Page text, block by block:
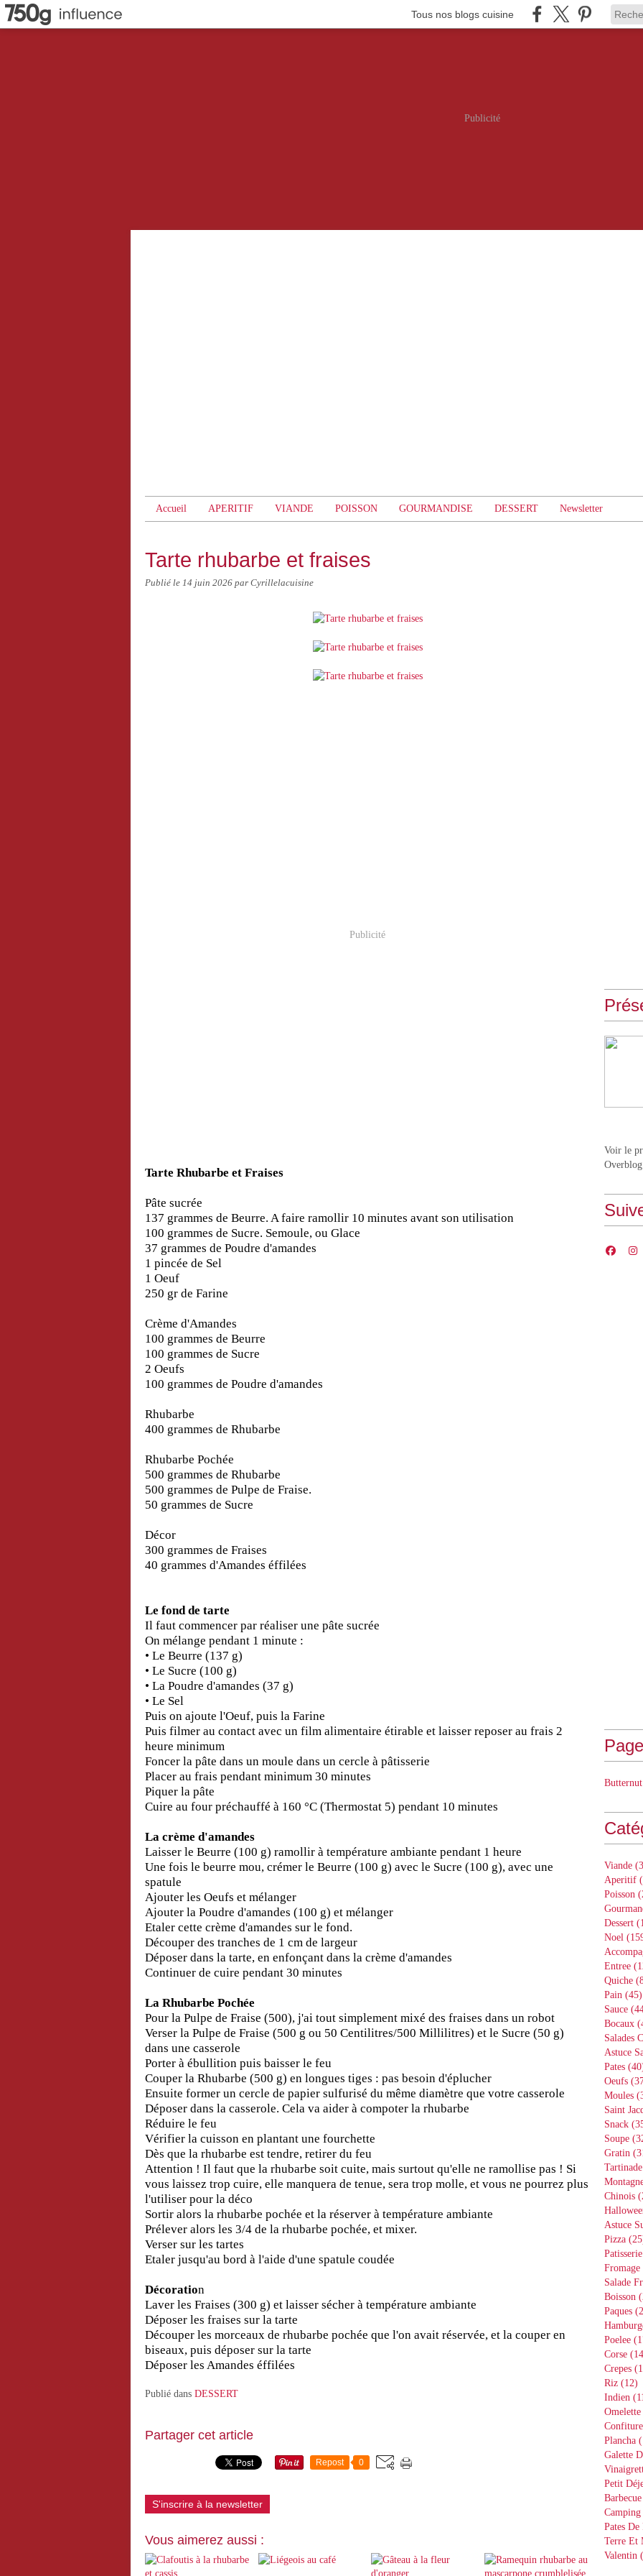
Tous nos blogs cuisine
Publicité
Accueil APERITIF VIANDE POISSON GOURMANDISE DESSERT Newsletter
Tarte rhubarbe et fraises
Publié le 14 juin 2026 par Cyrillelacuisine
Publicité
Tarte Rhubarbe et Fraises
Pâte sucrée
137 grammes de Beurre. A faire ramollir 10 minutes avant son utilisation
100 grammes de Sucre. Semoule, ou Glace
37 grammes de Poudre d'amandes
1 pincée de Sel
1 Oeuf
250 gr de Farine
Crème d'Amandes
100 grammes de Beurre
100 grammes de Sucre
2 Oeufs
100 grammes de Poudre d'amandes
Rhubarbe
400 grammes de Rhubarbe
Rhubarbe Pochée
500 grammes de Rhubarbe
500 grammes de Pulpe de Fraise.
50 grammes de Sucre
Décor
300 grammes de Fraises
40 grammes d'Amandes éffilées
Le fond de tarte
Il faut commencer par réaliser une pâte sucrée
On mélange pendant 1 minute :
• Le Beurre (137 g)
• Le Sucre (100 g)
• La Poudre d'amandes (37 g)
• Le Sel
Puis on ajoute l'Oeuf, puis la Farine
Puis filmer au contact avec un film alimentaire étirable et laisser reposer au frais 2
heure minimum
Foncer la pâte dans un moule dans un cercle à pâtisserie
Placer au frais pendant minimum 30 minutes
Piquer la pâte
Cuire au four préchauffé à 160 °C (Thermostat 5) pendant 10 minutes
La crème d'amandes
Laisser le Beurre (100 g) ramollir à température ambiante pendant 1 heure
Une fois le beurre mou, crémer le Beurre (100 g) avec le Sucre (100 g), avec une
spatule
Ajouter les Oeufs et mélanger
Ajouter la Poudre d'amandes (100 g) et mélanger
Etaler cette crème d'amandes sur le fond.
Découper des tranches de 1 cm de largeur
Déposer dans la tarte, en enfonçant dans la crème d'amandes
Continuer de cuire pendant 30 minutes
La Rhubarbe Pochée
Pour la Pulpe de Fraise (500), j'ai tout simplement mixé des fraises dans un robot
Verser la Pulpe de Fraise (500 g ou 50 Centilitres/500 Millilitres) et le Sucre (50 g)
dans une casserole
Porter à ébullition puis baisser le feu
Couper la Rhubarbe (500 g) en longues tiges : pas besoin d'éplucher
Ensuite former un cercle de papier sulfurisé du même diamètre que votre casserole
Déposer dans la casserole. Cela va aider à compoter la rhubarbe
Réduire le feu
Vérifier la cuisson en plantant une fourchette
Dès que la rhubarbe est tendre, retirer du feu
Attention ! Il faut que la rhubarbe soit cuite, mais surtout qu'elle ne ramollise pas ! Si
vous laissez trop cuire, elle manquera de tenue, sera trop molle, et vous ne pourrez plus
l'utiliser pour la déco
Sortir alors la rhubarbe pochée et la réserver à température ambiante
Prélever alors les 3/4 de la rhubarbe pochée, et mixer.
Verser sur les tartes
Etaler jusqu'au bord à l'aide d'une spatule coudée
Décoration
Laver les Fraises (300 g) et laisser sécher à température ambiante
Déposer les fraises sur la tarte
Découper les morceaux de rhubarbe pochée que l'on avait réservée, et la couper en
biseaux, puis déposer sur la tarte
Déposer les Amandes éffilées
Publié dans DESSERT
Partager cet article
Repost 0
S'inscrire à la newsletter
Vous aimerez aussi :
Voir le
Overblog
Viande
Aperitif
Poisson
Dessert
Noel
Entree
Quiche
Pain (45)
Sauce
Bocaux
Salades
Astuce
Pates
Oeufs
Moules
Saint
Snack
Soupe
Gratin
Tartinade
Chinois
Astuce
Pizza
Patisserie
Fromage
Salade
Boisson
Paques
Poelee
Corse
Crepes
Riz (12)
Indien
Omelette
Confiture
Plancha
Galette
Petit
Barbecue
Camping
Pates
Terre Et
Valentin